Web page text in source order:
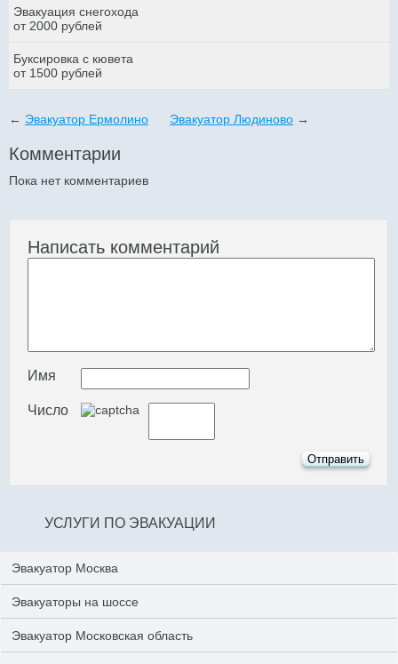
Эвакуация снегохода
от 2000 рублей
Буксировка с кювета
от 1500 рублей
← Эвакуатор Ермолино Эвакуатор Людиново →
Комментарии
Пока нет комментариев
Написать комментарий
Имя
Число
УСЛУГИ ПО ЭВАКУАЦИИ
Эвакуатор Москва
Эвакуаторы на шоссе
Эвакуатор Московская область